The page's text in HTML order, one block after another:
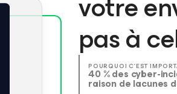
pas à
POURQUOI C’EST
40 % des cyber-
raison de lacunes